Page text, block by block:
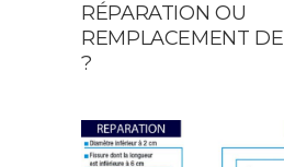
This
field
should
left
blank
RÉPARATION OU
REMPLACEMENT
?